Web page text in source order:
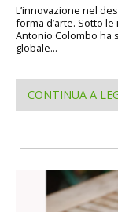
L’innovazione nel
forma d’arte. Sotto
Antonio Colombo ha
globale...
CONTINUA A